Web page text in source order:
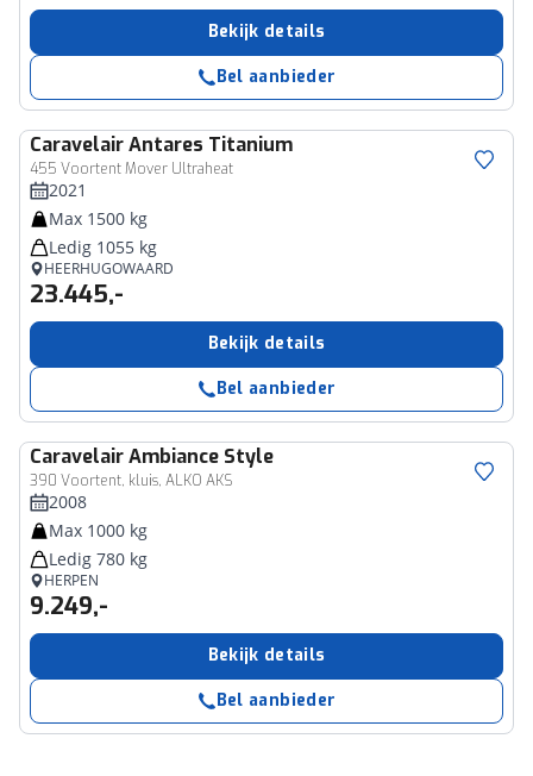
Bekijk details
Bel aanbieder
CaravelairAntares Titanium
455 Voortent Mover Ultraheat
2021
Max 1500 kg
Ledig 1055 kg
HEERHUGOWAARD
23.445,-
Bekijk details
Bel aanbieder
CaravelairAmbiance Style
390 Voortent, kluis, ALKO AKS
2008
Max 1000 kg
Ledig 780 kg
HERPEN
9.249,-
Bekijk details
Bel aanbieder